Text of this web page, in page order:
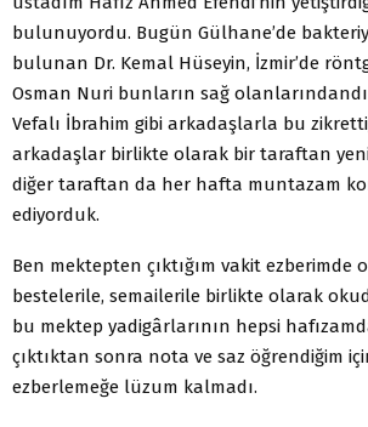
bulunuyordu. Bugün Gülhane’de
bulunan Dr. Kemal Hüseyin, İzmir’de
Osman Nuri bunların sağ
Vefalı İbrahim gibi arkadaşlarla bu
arkadaşlar birlikte olarak bir taraftan yeni
diğer taraftan da her hafta muntazam
ediyorduk.
Ben mektepten çıktığım vakit ezberimde
bestelerile, semailerile birlikte olarak
bu mektep yadigârlarının hepsi
çıktıktan sonra nota ve saz öğrendiğim
ezberlemeğe lüzum kalmadı.